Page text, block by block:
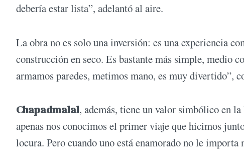
debería estar lista”, adelantó al aire.
La obra no es solo una inversión: es una experiencia
construcción en seco. Es bastante más simple, medio
armamos paredes, metimos mano, es muy divertido”,
Chapadmalal, además, tiene un valor simbólico en
apenas nos conocimos el primer viaje que hicimos
locura. Pero cuando uno está enamorado no le importa